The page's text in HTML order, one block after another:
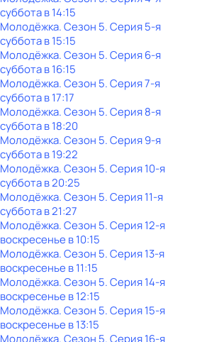
субботав14:15
Молодёжка. Сезон 5. Серия 5-я
субботав15:15
Молодёжка. Сезон 5. Серия 6-я
субботав16:15
Молодёжка. Сезон 5. Серия 7-я
субботав17:17
Молодёжка. Сезон 5. Серия 8-я
субботав18:20
Молодёжка. Сезон 5. Серия 9-я
субботав19:22
Молодёжка. Сезон 5. Серия 10-я
субботав20:25
Молодёжка. Сезон 5. Серия 11-я
субботав21:27
Молодёжка. Сезон 5. Серия 12-я
воскресенье в10:15
Молодёжка. Сезон 5. Серия 13-я
воскресенье в11:15
Молодёжка. Сезон 5. Серия 14-я
воскресенье в12:15
Молодёжка. Сезон 5. Серия 15-я
воскресенье в13:15
Молодёжка. Сезон 5. Серия 16-я